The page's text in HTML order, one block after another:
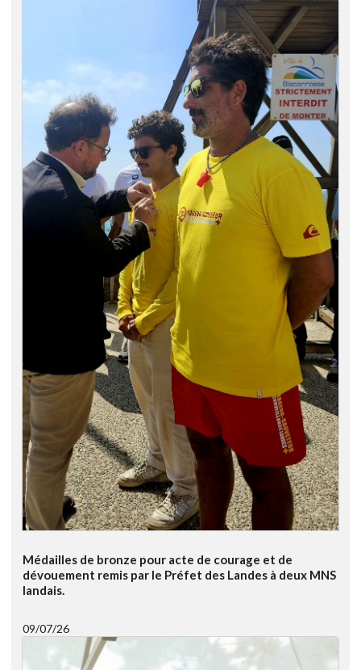
Médailles de bronze pour acte de courage et de
dévouement remis par le Préfet des Landes à deux MNS
landais.
09/07/26